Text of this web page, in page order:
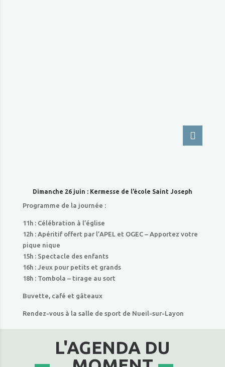
Dimanche 26 juin : Kermesse de l’école Saint Joseph
Programme de la journée :
11h : Célébration à l’église
12h : Apéritif offert par l’APEL et OGEC – Apportez votre
pique nique
15h : Spectacle des enfants
16h : Jeux pour petits et grands
18h : Tombola – tirage au sort
Buvette, café et gâteaux
Rendez-vous à la salle de sport de Nueil-sur-Layon
L'AGENDA DU